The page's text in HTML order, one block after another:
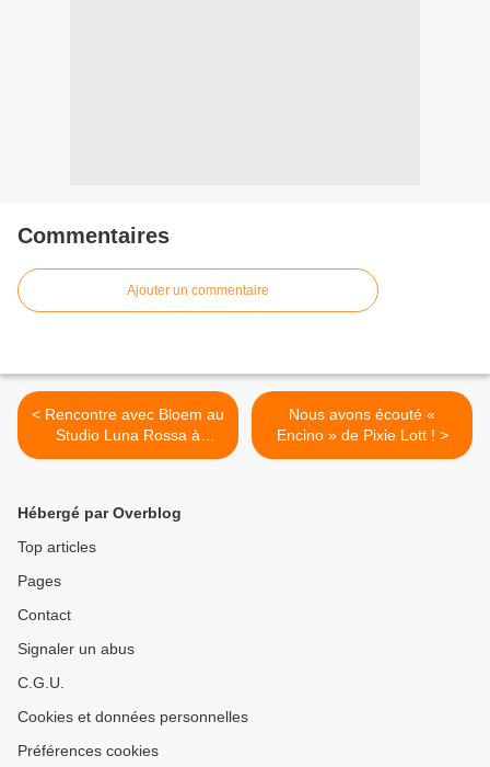
Commentaires
Ajouter un commentaire
< Rencontre avec Bloem au
Studio Luna Rossa à
l’occasion de la sortie de «
Nous avons écouté «
Encino » de Pixie Lott ! >
Hébergé par Overblog
Top articles
Pages
Contact
Signaler un abus
C.G.U.
Cookies et données personnelles
Préférences cookies